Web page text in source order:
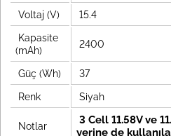
Voltaj (V) 15.4
Kapasite
(mAh)
2400
Güç (Wh) 37
Renk Siyah
Notlar
3 Cell 11.58V ve
yerine de